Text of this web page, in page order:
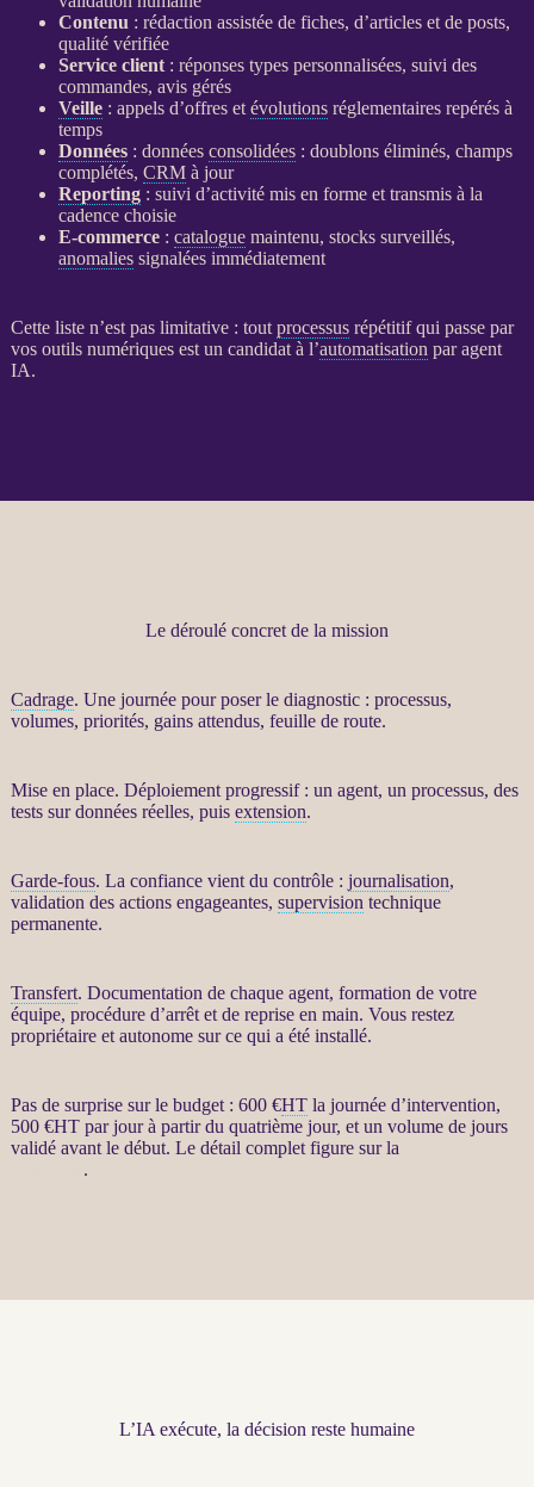
Contenu : rédaction assistée de fiches, d’articles et de posts,
qualité vérifiée
Service client: réponses types personnalisées, suivi des
commandes, avis gérés
Veille: appels d’offres et évolutionsréglementaires repérés à
temps
Données: données consolidées: doublons éliminés, champs
complétés, CRMà jour
Reporting: suivi d’activité mis en forme et transmis à la
cadence choisie
E-commerce: cataloguemaintenu, stocks surveillés,
anomaliessignalées immédiatement
Cette liste n’est pas limitative : tout processusrépétitif qui passe par
vos outils numériques est un candidat à l’automatisation paragent
IA.
Le déroulé concret de la mission
Cadrage. Une journée pour poser le diagnostic : processus,
volumes, priorités, gains attendus, feuille de route.
Mise en place. Déploiement progressif : un agent, un processus, des
tests surdonnéesréelles, puis extension.
Garde-fous. La confiance vient du contrôle : journalisation,
validation des actions engageantes, supervision technique
permanente.
Transfert. Documentation de chaque agent, formation de votre
équipe, procédure d’arrêt et de reprise en main. Vous restez
propriétaire et autonome sur ce qui a été installé.
Pas de surprise sur le budget : 600 €HTla journée d’intervention,
500 €HTpar jour à partir du quatrième jour, et un volume de jours
validé avant le début. Le détail complet figure sur la
.
L’IA exécute, la décision reste humaine